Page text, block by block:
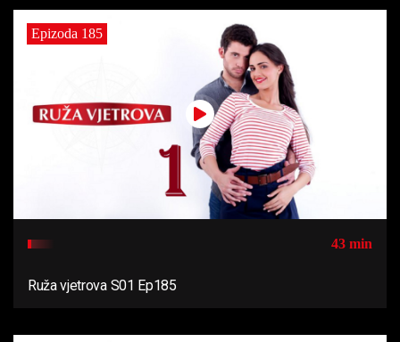
Epizoda 185
43 min
Ruža vjetrova S01 Ep185